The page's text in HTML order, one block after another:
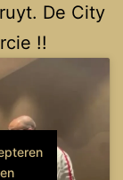
De City
!!